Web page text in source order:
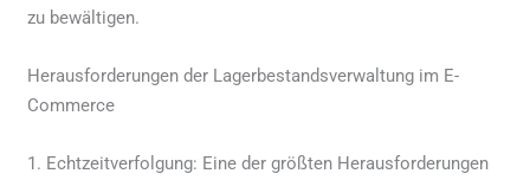
zu bewältigen.
Herausforderungen der Lagerbestandsverwaltung im E-
Commerce
1. Echtzeitverfolgung: Eine der größten Herausforderungen